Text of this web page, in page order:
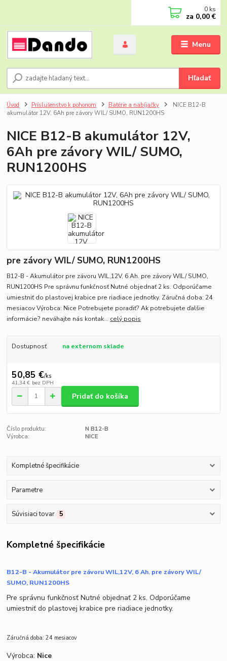
Menu
Hľadať
0 ks
za 0,00 €
Úvod Príslušenstvo k pohonom Batérie a nabíjačky
NICE B12-B
akumulátor 12V, 6Ah pre závory WIL/ SUMO, RUN1200HS
NICE B12-B akumulátor 12V,
6Ah pre závory WIL/ SUMO,
RUN1200HS
pre závory WIL/ SUMO, RUN1200HS
B12-B - Akumulátor pre závoru WIL,12V, 6 Ah. pre závory WIL/ SUMO,
RUN1200HS Pre správnu funkčnosť Nutné objednať 2 ks. Odporúčame
umiestniť do plastovej krabice pre riadiace jednotky. Záručná doba: 24
mesiacov Výrobca: Nice Potrebujete poradiť? Ak potrebujete ďalšie
informácie? neváhajte nás kontak... celý popis
Dostupnosť na externom sklade
50,85 €/ks
41,34 € bez DPH
Pridať do košíka
Číslo produktu:
N B12-B
Výrobca:
NICE
Kompletné špecifikácie
Parametre
Súvisiaci tovar 5
Kompletné špecifikácie
B12-B - Akumulátor pre závoru WIL,12V, 6 Ah. pre závory WIL/
SUMO, RUN1200HS
Pre správnu funkčnosť Nutné objednať 2 ks. Odporúčame
umiestniť do plastovej krabice pre riadiace jednotky.
Záručná doba: 24 mesiacov
Výrobca: Nice